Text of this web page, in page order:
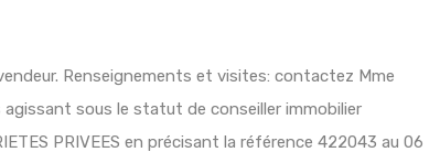
Renseignements et visites: contactez Mme
sous le statut de conseiller immobilier
PRIVEES en précisant la référence 422043 au 06